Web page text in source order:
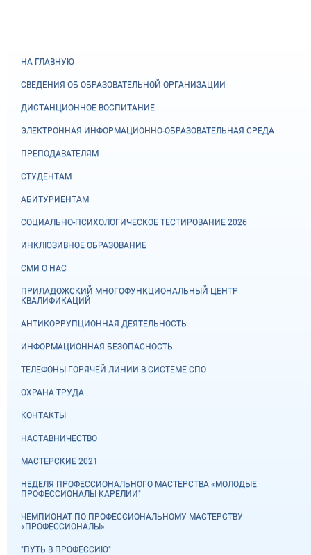
НА ГЛАВНУЮ
СВЕДЕНИЯ ОБ ОБРАЗОВАТЕЛЬНОЙ ОРГАНИЗАЦИИ
ДИСТАНЦИОННОЕ ВОСПИТАНИЕ
ЭЛЕКТРОННАЯ ИНФОРМАЦИОННО-ОБРАЗОВАТЕЛЬНАЯ СРЕДА
ПРЕПОДАВАТЕЛЯМ
СТУДЕНТАМ
АБИТУРИЕНТАМ
СОЦИАЛЬНО-ПСИХОЛОГИЧЕСКОЕ ТЕСТИРОВАНИЕ 2026
ИНКЛЮЗИВНОЕ ОБРАЗОВАНИЕ
СМИ О НАС
ПРИЛАДОЖСКИЙ МНОГОФУНКЦИОНАЛЬНЫЙ ЦЕНТР
КВАЛИФИКАЦИЙ
АНТИКОРРУПЦИОННАЯ ДЕЯТЕЛЬНОСТЬ
ИНФОРМАЦИОННАЯ БЕЗОПАСНОСТЬ
ТЕЛЕФОНЫ ГОРЯЧЕЙ ЛИНИИ В СИСТЕМЕ СПО
ОХРАНА ТРУДА
КОНТАКТЫ
НАСТАВНИЧЕСТВО
МАСТЕРСКИЕ 2021
НЕДЕЛЯ ПРОФЕССИОНАЛЬНОГО МАСТЕРСТВА «МОЛОДЫЕ
ПРОФЕССИОНАЛЫ КАРЕЛИИ"
ЧЕМПИОНАТ ПО ПРОФЕССИОНАЛЬНОМУ МАСТЕРСТВУ
«ПРОФЕССИОНАЛЫ»
"ПУТЬ В ПРОФЕССИЮ"